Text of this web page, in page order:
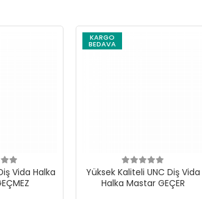
Vida Halka
KARGO
BEDAVA
Yüksek Kaliteli UNC Diş Vida
Halka Mastar GEÇER